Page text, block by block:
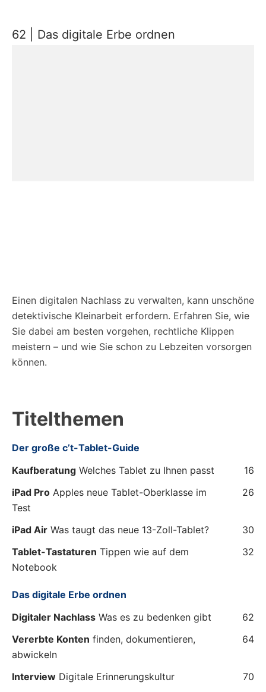
62 | Das digitale Erbe ordnen
Einen digitalen Nachlass zu verwalten, kann unschöne
detektivische Kleinarbeit erfordern. Erfahren Sie, wie
Sie dabei am besten vorgehen, rechtliche Klippen
meistern – und wie Sie schon zu Lebzeiten vorsorgen
können.
Titelthemen
Der große c’t-Tablet-Guide
Kaufberatung Welches Tablet zu Ihnen passt
16
iPad Pro Apples neue Tablet-Oberklasse im
Test
26
iPad Air Was taugt das neue 13-Zoll-Tablet?
30
Tablet-Tastaturen Tippen wie auf dem
Notebook
32
Das digitale Erbe ordnen
Digitaler Nachlass Was es zu bedenken gibt
62
Vererbte Konten finden, dokumentieren,
abwickeln
64
Interview Digitale Erinnerungskultur
70